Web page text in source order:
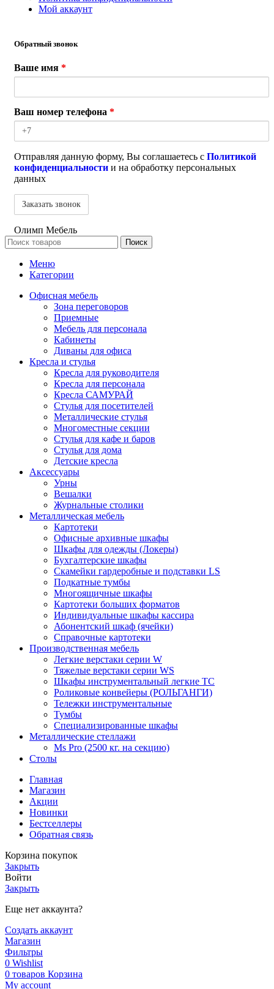
Мой аккаунт
Обратный звонок
Ваше имя *
Ваш номер телефона *
Отправляя данную форму, Вы соглашаетесь с Политикой
конфиденциальности и на обработку персональных
данных
Олимп Мебель
Поиск
Меню
Категории
Офисная мебель
Зона переговоров
Приемные
Мебель для персонала
Кабинеты
Диваны для офиса
Кресла и стулья
Кресла для руководителя
Кресла для персонала
Кресла САМУРАЙ
Стулья для посетителей
Металлические стулья
Многоместные секции
Стулья для кафе и баров
Стулья для дома
Детские кресла
Аксессуары
Урны
Вешалки
Журнальные столики
Металлическая мебель
Картотеки
Офисные архивные шкафы
Шкафы для одежды (Локеры)
Бухгалтерские шкафы
Скамейки гардеробные и подставки LS
Подкатные тумбы
Многоящичные шкафы
Картотеки больших форматов
Индивидуальные шкафы кассира
Абонентский шкаф (ячейки)
Справочные картотеки
Производственная мебель
Легкие верстаки серии W
Тяжелые верстаки серии WS
Шкафы инструментальный легкие ТС
Роликовые конвейеры (РОЛЬГАНГИ)
Тележки инструментальные
Тумбы
Специализированные шкафы
Металлические стеллажи
Ms Pro (2500 кг. на секцию)
Столы
Главная
Магазин
Акции
Новинки
Бестселлеры
Обратная связь
Корзина покупок
Закрыть
Войти
Закрыть
Еще нет аккаунта?
Создать аккаунт
Магазин
Фильтры
0 Wishlist
0 товаров Корзина
My account